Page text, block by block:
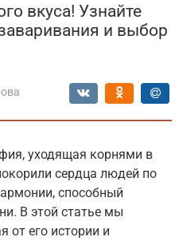
вкуса! Узнайте
и выбор
уходящая корнями в
сердца людей по
способный
В этой статье мы
от его истории и